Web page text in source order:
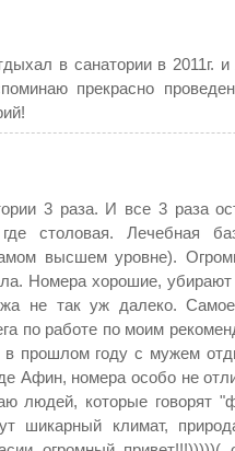
в санатории в 2011г. и
прекрасно
3 раза. И все 3 раза
столовая. Лечебная
высшем уровне).
Номера хорошие, убирают
не так уж далеко.
по работе по моим
прошлом году с мужем
Афин, номера особо не
людей, которые говорят
шикарный климат,